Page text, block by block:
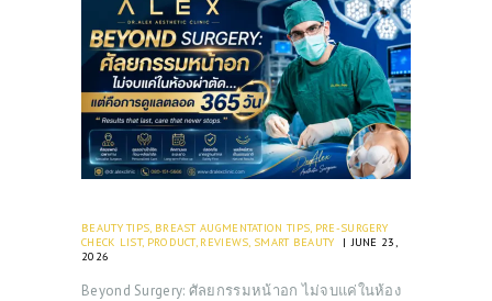
BEAUTY TIPS BREAST AUGMENTATION TIPS PRE-SURGERY
CHECK LIST, PRODUCT, REVIEWS SMART BEAUTY
JUNE 23,
2026
Beyond Surgery: ศัลยกรรมหน้าอก ไม่จบแค่ในห้อง